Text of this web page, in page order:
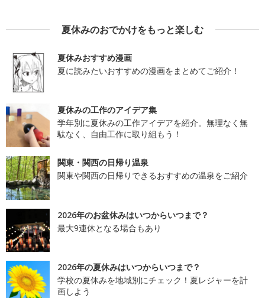
夏休みのおでかけをもっと楽しむ
夏休みおすすめ漫画
夏に読みたいおすすめの漫画をまとめてご紹介！
夏休みの工作のアイデア集
学年別に夏休みの工作アイデアを紹介。無理なく無
駄なく、自由工作に取り組もう！
関東・関西の日帰り温泉
関東や関西の日帰りできるおすすめの温泉をご紹介
2026年のお盆休みはいつからいつまで？
最大9連休となる場合もあり
2026年の夏休みはいつからいつまで？
学校の夏休みを地域別にチェック！夏レジャーを計
画しよう